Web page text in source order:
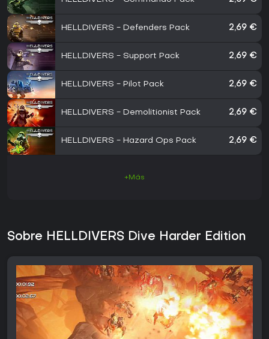
HELLDIVERS - Defenders Pack 2,69 €
HELLDIVERS - Support Pack 2,69 €
HELLDIVERS - Pilot Pack 2,69 €
HELLDIVERS - Demolitionist Pack 2,69 €
HELLDIVERS - Hazard Ops Pack 2,69 €
+Más
Sobre HELLDIVERS Dive Harder Edition